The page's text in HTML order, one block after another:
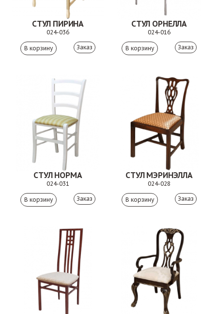
СТУЛ ПИРИНА
024-036
Заказ
СТУЛ ОРНЕЛЛА
024-016
Заказ
СТУЛ НОРМА
024-031
Заказ
СТУЛ МЭРИНЭЛЛА
024-028
Заказ